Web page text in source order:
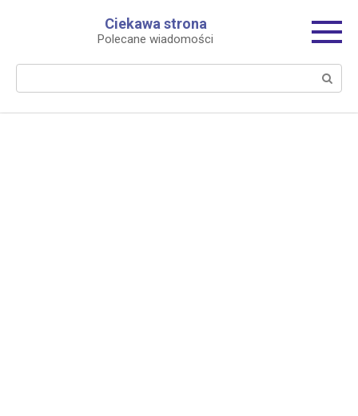
Ciekawa strona
Polecane wiadomości